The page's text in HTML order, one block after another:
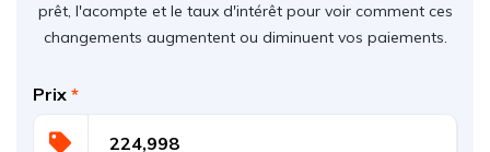
prêt, l'acompte et le taux d'intérêt pour voir comment ces
changements augmentent ou diminuent vos paiements.
Prix *